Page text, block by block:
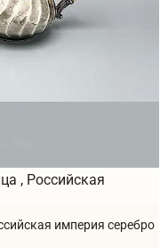
империя серебро